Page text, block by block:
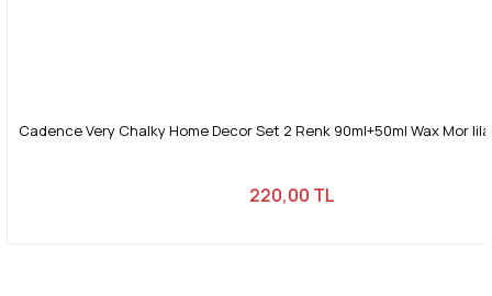
Cadence Very Chalky Home Decor Set 2 Renk 90ml+50ml Wax Mor
220,00 TL